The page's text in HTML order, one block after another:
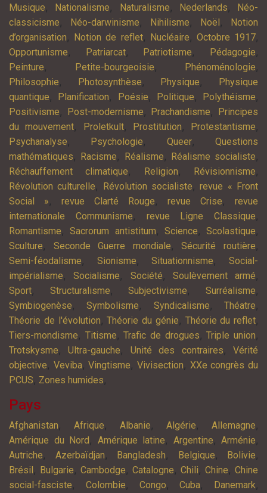
Musique, Nationalisme, Naturalisme, Nederlands,
Néo-
classicisme, Néo-darwinisme, Nihilisme, Noël ,
Notion
d’organisation, Notion de reflet, Nucléaire, Octobre 1917,
Opportunisme, Patriarcat, Patriotisme, Pédagogie,
Peinture, Petite-bourgeoisie, Phénoménologie,
Philosophie, Photosynthèse, Physique,
Physique
quantique, Planification, Poésie, Politique, Polythéisme,
Positivisme, Post-modernisme, Prachandisme,
Principes
du mouvement, Proletkult, Prostitution, Protestantisme,
Psychanalyse, Psychologie, Queer,Questions
mathématiques, Racisme, Réalisme, Réalisme socialiste,
Réchauffement climatique, Religion, Révisionnisme,
Révolution culturelle, Révolution socialiste,revue « Front
Social », revue Clarté Rouge, revue Crise, revue
internationale Communisme, revue Ligne Classique,
Romantisme,Sacrorum antistitum, Science, Scolastique,
Sculture, Seconde Guerre mondiale,Sécurité routière,
Semi-féodalisme, Sionisme,Situationnisme,Social-
impérialisme,Socialisme, Société, Soulèvement armé,
Sport, Structuralisme,Subjectivisme,Surréalisme,
Symbiogenèse,Symbolisme, Syndicalisme,Théatre,
Théorie de l'évolution,Théorie du génie, Théorie du reflet,
Tiers-mondisme, Titisme,Trafic de drogues,Triple union,
Trotskysme,Ultra-gauche, Unité des contraires,Vérité
objective, Veviba,Vingtisme,Vivisection, XXe congrès du
PCUS, Zones humides,
Pays
Afghanistan, Afrique, Albanie, Algérie, Allemagne,
Amérique du Nord , Amérique latine, Argentine, Arménie,
Autriche, Azerbaïdjan, Bangladesh, Belgique, Bolivie,
Brésil , Bulgarie, Cambodge, Catalogne, Chili, Chine, Chine
social-fasciste, Colombie, Congo,Cuba, Danemark,